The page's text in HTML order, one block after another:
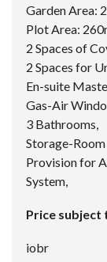
Garden Area:
Plot Area:
2 Spaces of
2 Spaces for
En-suite
Gas-Air
3 Bathrooms,
Storage-Room
Provision for
System,
Price subject
iobr